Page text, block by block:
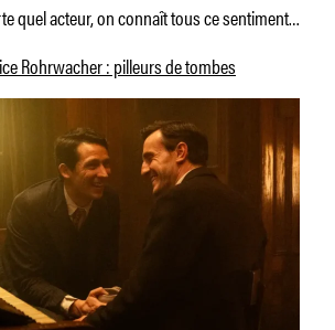
quel acteur, on connaît tous ce sentiment…
Rohrwacher : pilleurs de tombes